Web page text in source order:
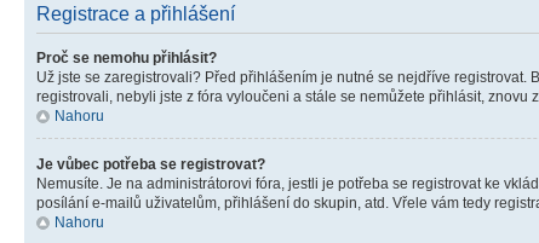
Registrace a přihlášení
Proč se nemohu přihlásit?
Už jste se zaregistrovali? Před přihlášením je nutné se nejdříve registrovat.
registrovali, nebyli jste z fóra vyloučeni a stále se nemůžete přihlásit,
Nahoru
Je vůbec potřeba se registrovat?
Nemusíte. Je na administrátorovi fóra, jestli je potřeba se registrovat ke
posílání e-mailů uživatelům, přihlášení do skupin, atd. Vřele vám tedy
Nahoru